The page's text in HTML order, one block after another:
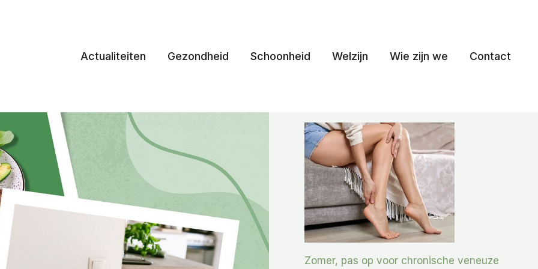
Actualiteiten Gezondheid Schoonheid Welzijn Wie zijn we Contact
Zomer, pas op voor chronische veneuze